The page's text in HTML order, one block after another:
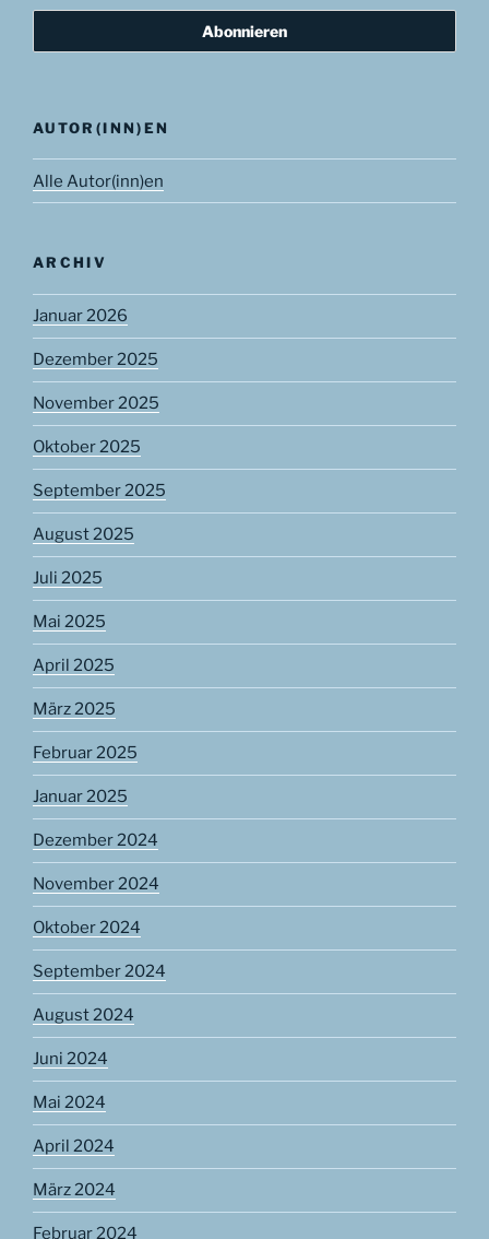
AUTOR(INN)EN
Alle Autor(inn)en
ARCHIV
Januar 2026
Dezember 2025
November 2025
Oktober 2025
September 2025
August 2025
Juli 2025
Mai 2025
April 2025
März 2025
Februar 2025
Januar 2025
Dezember 2024
November 2024
Oktober 2024
September 2024
August 2024
Juni 2024
Mai 2024
April 2024
März 2024
Februar 2024